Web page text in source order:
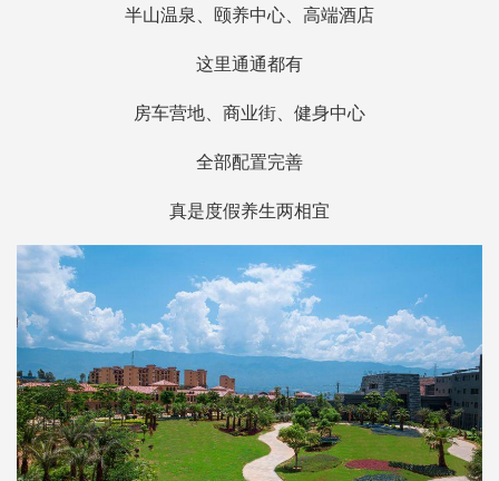
半山温泉、颐养中心、高端酒店
这里通通都有
房车营地、商业街、健身中心
全部配置完善
真是度假养生两相宜